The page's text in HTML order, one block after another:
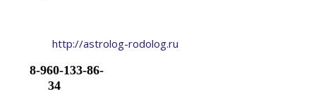
http://astrolog-rodolog.ru
8-960-133-86-
34